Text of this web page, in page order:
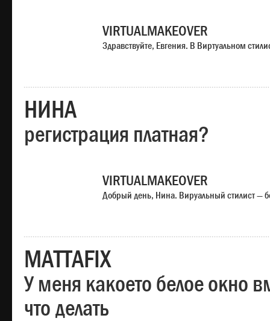
VIRTUALMAKEOVER
Здравствуйте, Евгения. В Виртуальном
НИНА
регистрация платная?
VIRTUALMAKEOVER
Добрый день, Нина. Вируальный стилист —
MATTAFIX
У меня какоето белое окно
что делать